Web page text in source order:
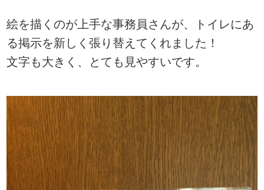
絵を描くのが上手な事務員さんが、トイレにあ
る掲示を新しく張り替えてくれました！
文字も大きく、とても見やすいです。